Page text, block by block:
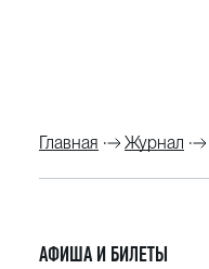
Главная Журнал
АФИША И БИЛЕТЫ